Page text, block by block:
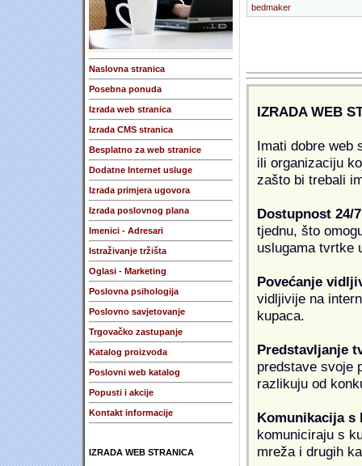
Naslovna stranica
Posebna ponuda
Izrada web stranica
Izrada CMS stranica
Besplatno za web stranice
Dodatne Internet usluge
Izrada primjera ugovora
Izrada poslovnog plana
Imenici - Adresari
Istraživanje tržišta
Oglasi - Marketing
Poslovna psihologija
Poslovno savjetovanje
Trgovačko zastupanje
Katalog proizvoda
Poslovni web katalog
Popusti i akcije
Kontakt informacije
IZRADA WEB STRANICA
bedmaker
IZRADA WEB
Imati dobre web
ili organizaciju
zašto bi trebali
Dostupnost 24/7
tjednu, što
uslugama tvrtke
Povećanje
vidljivije na
kupaca.
Predstavljanje
predstave svoje
razlikuju od
Komunikacija s
komuniciraju s
mreža i drugih